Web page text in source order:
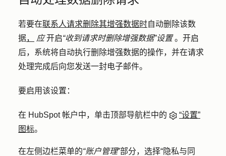
若要在联系人请求删除其增强数据时自动删除该数
据， 应开启“收到请求时删除增强数据”设置。开启
后，系统将自动执行删除增强数据的操作，并在请求
处理完成后向您发送一封电子邮件。
要启用该设置：
在 HubSpot 帐户中，单击顶部导航栏中的
“设置”
图标。
在左侧边栏菜单的“账户管理”部分，选择“隐私与同